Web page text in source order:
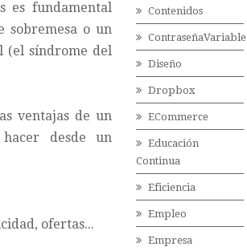
es fundamental
sobremesa o un
(el síndrome del
ventajas de un
desde un
ofertas...
Contenidos
ContraseñaVariable
Diseño
Dropbox
ECommerce
Educación
Continua
Eficiencia
Empleo
Empresa